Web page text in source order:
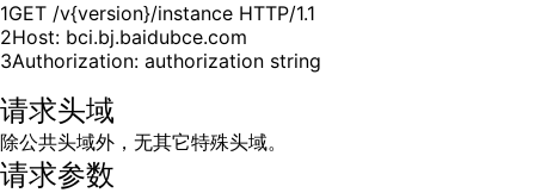
1
2
3Authorization: authorization string
请求头域
除公共头域外，无其它特殊头域。
请求参数